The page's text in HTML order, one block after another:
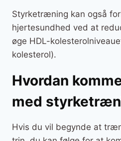
Styrketræning kan også
hjertesundhed ved at
øge HDL-
kolesterol).
Hvordan
med
Hvis du vil begynde at